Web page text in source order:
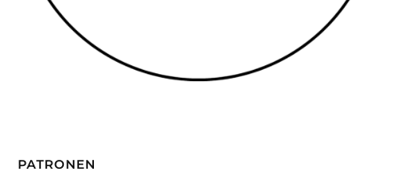
PATRONEN